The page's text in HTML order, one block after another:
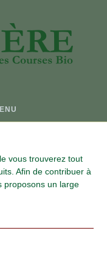
vous trouverez tout
Afin de contribuer à
proposons un large